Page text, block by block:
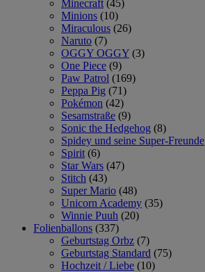
Minecraft (45)
Minions (10)
Miraculous (26)
Naruto (7)
OGGY OGGY (3)
One Piece (9)
Paw Patrol (169)
Peppa Pig (71)
Pokémon (42)
Sesamstraße (9)
Sonic the Hedgehog (8)
Spidey und seine Super-Freunde
Spirit (6)
Star Wars (47)
Stitch (43)
Super Mario (48)
Unicorn Academy (35)
Winnie Puuh (20)
Folienballons (337)
Geburtstag Orbz (7)
Geburtstag Standard (75)
Hochzeit / Liebe (10)